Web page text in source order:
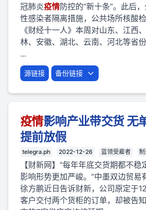
冠肺炎疫情防控的“新十条”。此后
性感染者隔离措施，公共场所核酸检
《财经十一人》本周对山东、江西
林、安徽、湖北、云南、河北等省
...
源链接 备份链接
疫情影响产业带交货 无
提前放假
telegra.ph 2022-12-26 蓝领受雇者
【财新网】“每年年底交货期都不稳
影响形势更加严峻。”中墨双边贸易
徐方鹏近日告诉财新，公司原定于
客户交付两个货柜的订单，却被告